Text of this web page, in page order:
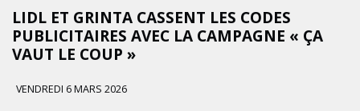
LIDL ET GRINTA CASSENT LES CODES
PUBLICITAIRES AVEC LA CAMPAGNE « ÇA
VAUT LE COUP »
VENDREDI 6 MARS 2026